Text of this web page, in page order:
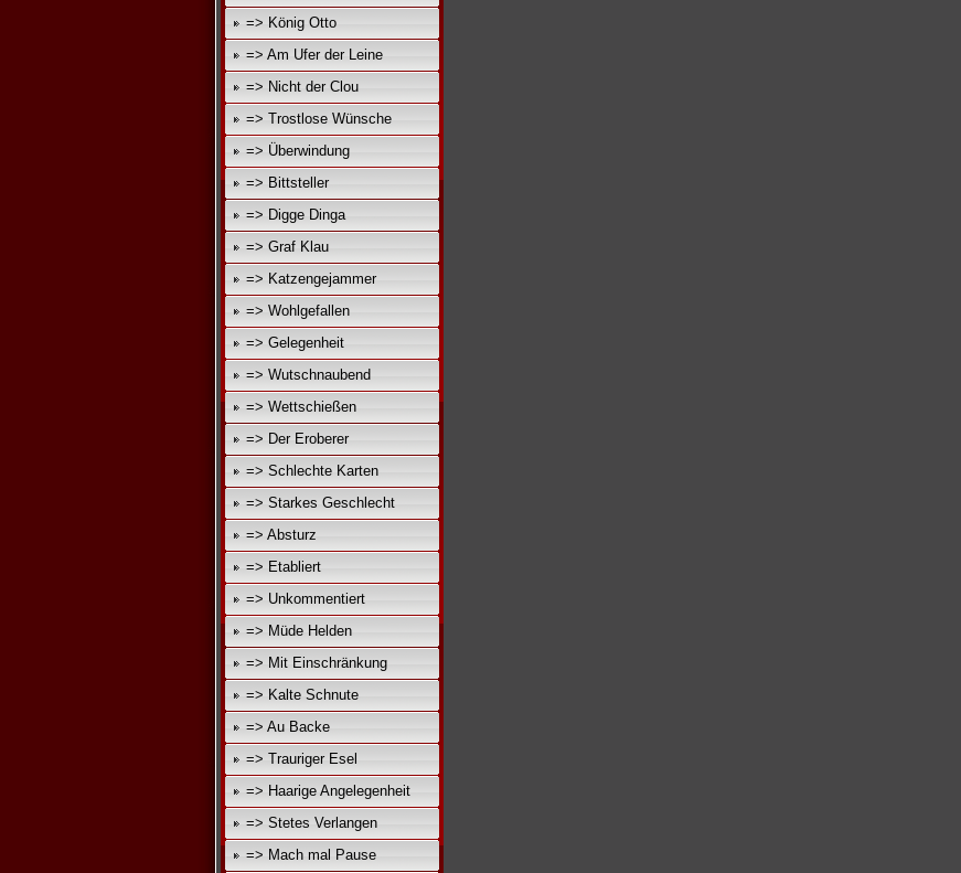
=> König Otto
=> Am Ufer der Leine
=> Nicht der Clou
=> Trostlose Wünsche
=> Überwindung
=> Bittsteller
=> Digge Dinga
=> Graf Klau
=> Katzengejammer
=> Wohlgefallen
=> Gelegenheit
=> Wutschnaubend
=> Wettschießen
=> Der Eroberer
=> Schlechte Karten
=> Starkes Geschlecht
=> Absturz
=> Etabliert
=> Unkommentiert
=> Müde Helden
=> Mit Einschränkung
=> Kalte Schnute
=> Au Backe
=> Trauriger Esel
=> Haarige Angelegenheit
=> Stetes Verlangen
=> Mach mal Pause